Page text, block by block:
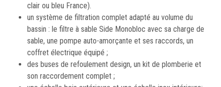
clair ou bleu France).
un système de filtration complet adapté au volume du
bassin : le filtre à sable Side Monobloc avec sa charge de
sable, une pompe auto-amorçante et ses raccords, un
coffret électrique équipé ;
des buses de refoulement design, un kit de plomberie et
son raccordement complet ;